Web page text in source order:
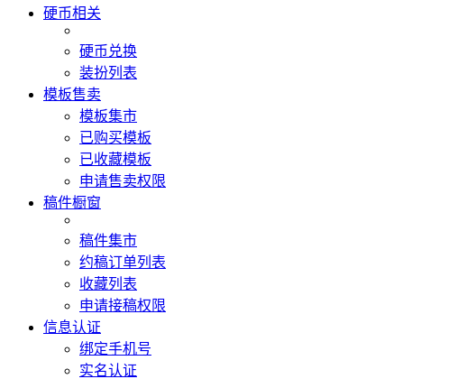
硬币相关
硬币兑换
装扮列表
模板售卖
模板集市
已购买模板
已收藏模板
申请售卖权限
稿件橱窗
稿件集市
约稿订单列表
收藏列表
申请接稿权限
信息认证
绑定手机号
实名认证